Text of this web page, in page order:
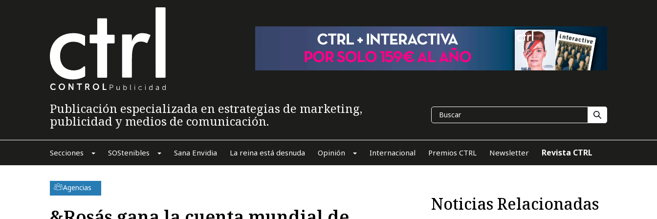
Publicación especializada en estrategias de marketing,
publicidad y medios de comunicación.
Secciones SOStenibles Sana Envidia La reina está desnuda Opinión Internacional Premios CTRL Newsletter Revista CTRL
Agencias
Noticias Relacionadas